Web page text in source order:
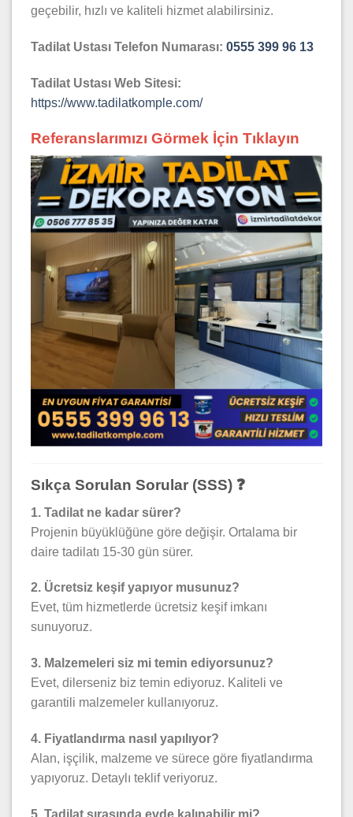
geçebilir, hızlı ve kaliteli hizmet alabilirsiniz.
Tadilat Ustası Telefon Numarası: 0555 399 96 13
Tadilat Ustası Web Sitesi:
https://www.tadilatkomple.com/
Referanslarımızı Görmek İçin Tıklayın
Sıkça Sorulan Sorular (SSS) ❓
1. Tadilat ne kadar sürer?
Projenin büyüklüğüne göre değişir. Ortalama bir
daire tadilatı 15-30 gün sürer.
2. Ücretsiz keşif yapıyor musunuz?
Evet, tüm hizmetlerde ücretsiz keşif imkanı
sunuyoruz.
3. Malzemeleri siz mi temin ediyorsunuz?
Evet, dilerseniz biz temin ediyoruz. Kaliteli ve
garantili malzemeler kullanıyoruz.
4. Fiyatlandırma nasıl yapılıyor?
Alan, işçilik, malzeme ve sürece göre fiyatlandırma
yapıyoruz. Detaylı teklif veriyoruz.
5. Tadilat sırasında evde kalınabilir mi?